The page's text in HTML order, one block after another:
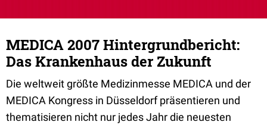
MEDICA 2007 Hintergrundbericht:
Das Krankenhaus der Zukunft
Die weltweit größte Medizinmesse MEDICA und der
MEDICA Kongress in Düsseldorf präsentieren und
thematisieren nicht nur jedes Jahr die neuesten